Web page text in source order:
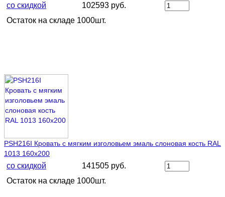
со скидкой
102593 руб.
Остаток на складе 1000шт.
PSH216I Кровать с мягким изголовьем эмаль слоновая кость RAL
1013 160х200
со скидкой
141505 руб.
Остаток на складе 1000шт.